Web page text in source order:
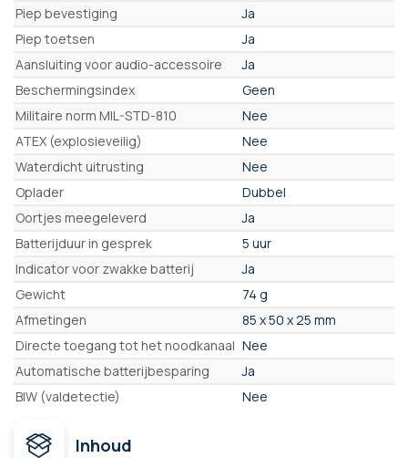
Piep bevestiging
Ja
Piep toetsen
Ja
Aansluiting voor audio-accessoire
Ja
Beschermingsindex
Geen
Militaire norm MIL-STD-810
Nee
ATEX (explosieveilig)
Nee
Waterdicht uitrusting
Nee
Oplader
Dubbel
Oortjes meegeleverd
Ja
Batterijduur in gesprek
5 uur
Indicator voor zwakke batterij
Ja
Gewicht
74 g
Afmetingen
85 x 50 x 25 mm
Directe toegang tot het noodkanaal Nee
Automatische batterijbesparing
Ja
BIW (valdetectie)
Nee
Inhoud